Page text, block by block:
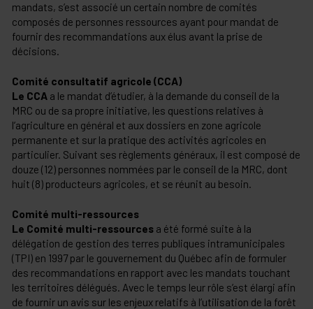
mandats, s’est associé un certain nombre de comités
composés de personnes ressources ayant pour mandat de
fournir des recommandations aux élus avant la prise de
décisions.
Comité consultatif agricole (CCA)
Le CCA a le mandat d’étudier, à la demande du conseil de la
MRC ou de sa propre initiative, les questions relatives à
l’agriculture en général et aux dossiers en zone agricole
permanente et sur la pratique des activités agricoles en
particulier. Suivant ses règlements généraux, il est composé de
douze (12) personnes nommées par le conseil de la MRC, dont
huit (8) producteurs agricoles, et se réunit au besoin.
Comité multi-ressources
Le Comité multi-ressources a été formé suite à la
délégation de gestion des terres publiques intramunicipales
(TPI) en 1997 par le gouvernement du Québec afin de formuler
des recommandations en rapport avec les mandats touchant
les territoires délégués. Avec le temps leur rôle s’est élargi afin
de fournir un avis sur les enjeux relatifs à l’utilisation de la forêt